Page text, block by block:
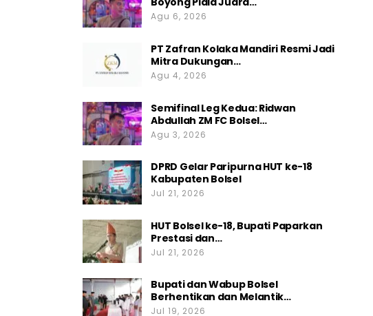
Agu 6, 2026
PT Zafran Kolaka Mandiri Resmi Jadi
Mitra Dukungan…
Agu 4, 2026
Semifinal Leg Kedua: Ridwan
Abdullah ZM FC Bolsel…
Agu 3, 2026
DPRD Gelar Paripurna HUT ke-18
Kabupaten Bolsel
Jul 21, 2026
HUT Bolsel ke-18, Bupati Paparkan
Prestasi dan…
Jul 21, 2026
Bupati dan Wabup Bolsel
Berhentikan dan Melantik…
Jul 19, 2026